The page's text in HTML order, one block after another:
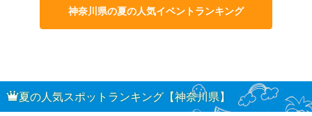
神奈川県の夏の人気イベントランキング
夏の人気スポットランキング【神奈川県】